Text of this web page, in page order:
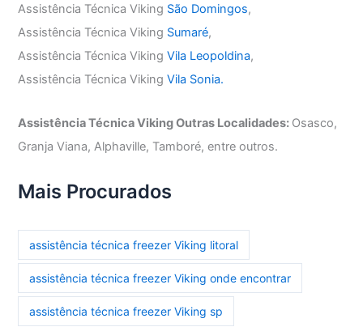
Assistência Técnica Viking São Domingos,
Assistência Técnica Viking Sumaré,
Assistência Técnica VikingVila Leopoldina,
Assistência Técnica VikingVila Sonia.
Assistência Técnica Viking Outras Localidades: Osasco,
Granja Viana, Alphaville, Tamboré, entre outros.
Mais Procurados
assistência técnica freezer Viking litoral
assistência técnica freezer Viking onde encontrar
assistência técnica freezer Viking sp